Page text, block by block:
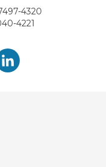
4320
4221